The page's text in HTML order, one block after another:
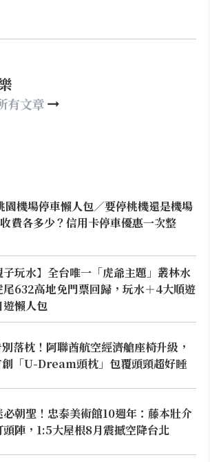
有文章
園機場停車懶人包／要停桃機還是機場
費各多少？信用卡停車優惠一次整
子玩水】全台唯一「虎爺主題」叢林水
尾632高地免門票回歸，玩水＋4大順遊
懶人包
落枕！阿聯酋航空經濟艙座椅升級，
創「U-Dream頭枕」包覆頭頸超好睡
必朝聖！忠泰美術館10週年：藤本壯介
頭陣，1:5大屋根8月震撼空降台北